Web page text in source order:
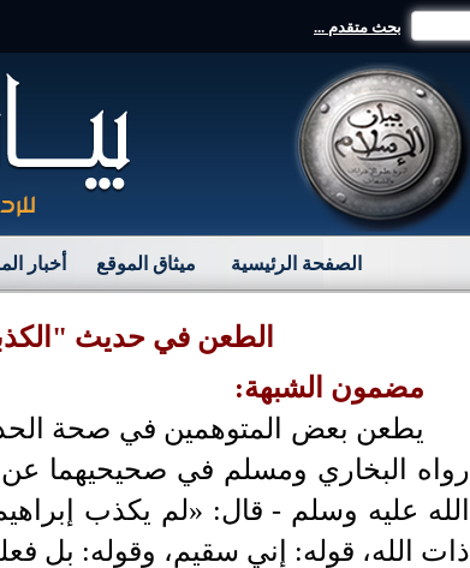
بحث متقدم ...
الصفحة الرئيسية ميثاق الموقع أخبار
الطعن في حديث
مضمون الشبهة:
يطعن بعض المتوهمين في صحة
رواه البخاري ومسلم في صحيحيهما
الله عليه وسلم - قال: «لم يكذب
ذات الله، قوله: إني سقيم، وقوله: بل